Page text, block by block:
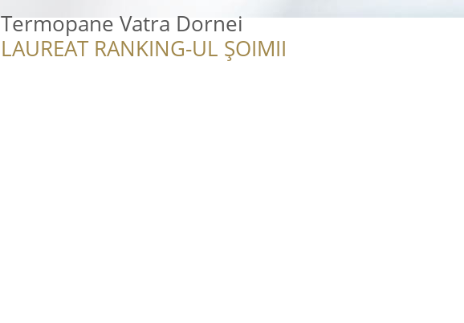
Termopane Vatra Dornei
LAUREAT RANKING-UL ȘOIMII